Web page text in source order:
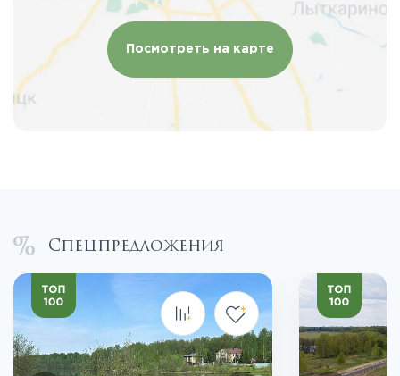
Посмотреть на карте
Спецпредложения